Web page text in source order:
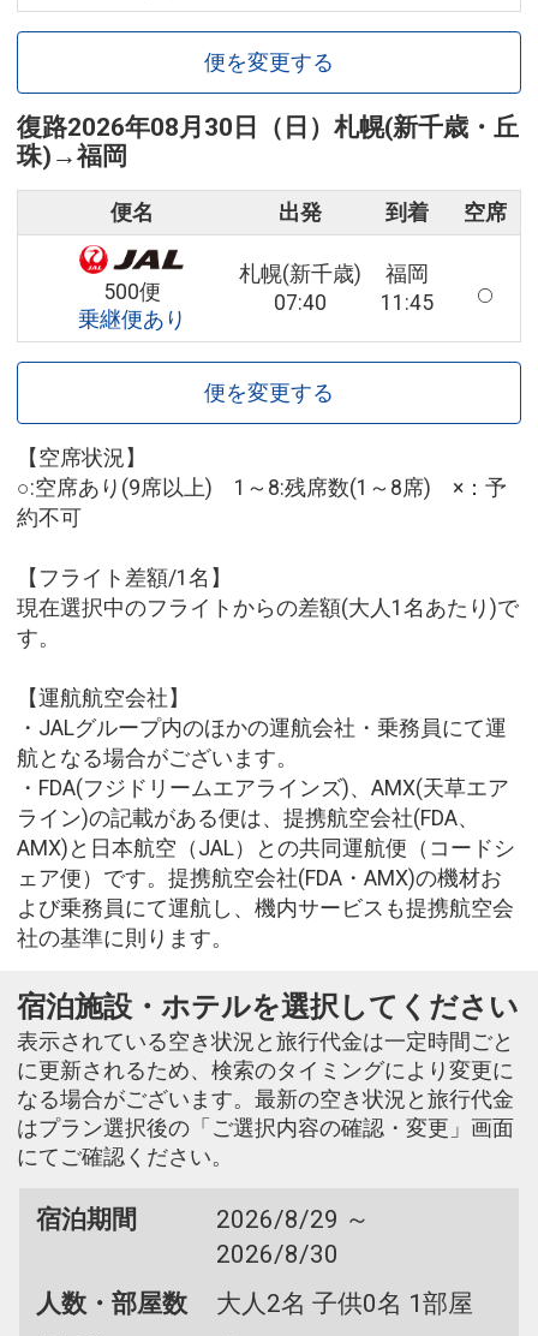
便を変更する
復路2026年08月30日（日） 札幌(新千歳・丘
珠) →福岡
便名 出発 到着 空席
500便
乗継便あり
札幌(新千歳)
07:40
福岡
11:45
便を変更する
【空席状況】
○:空席あり(9席以上) 1～8:残席数(1～8席) ×：予
約不可
【フライト差額/1名】
現在選択中のフライトからの差額(大人1名あたり)で
す。
【運航航空会社】
・JALグループ内のほかの運航会社・乗務員にて運
航となる場合がございます。
・FDA(フジドリームエアラインズ)、AMX(天草エア
ライン)の記載がある便は、提携航空会社(FDA、
AMX)と日本航空（JAL）との共同運航便（コードシ
ェア便）です。提携航空会社(FDA・AMX)の機材お
よび乗務員にて運航し、機内サービスも提携航空会
社の基準に則ります。
宿泊施設・ホテルを選択してください
表示されている空き状況と旅行代金は一定時間ごと
に更新されるため、検索のタイミングにより変更に
なる場合がございます。最新の空き状況と旅行代金
はプラン選択後の「ご選択内容の確認・変更」画面
にてご確認ください。
宿泊期間
2026/8/29 ～
2026/8/30
人数・部屋数
大人2名 子供0名 1部屋